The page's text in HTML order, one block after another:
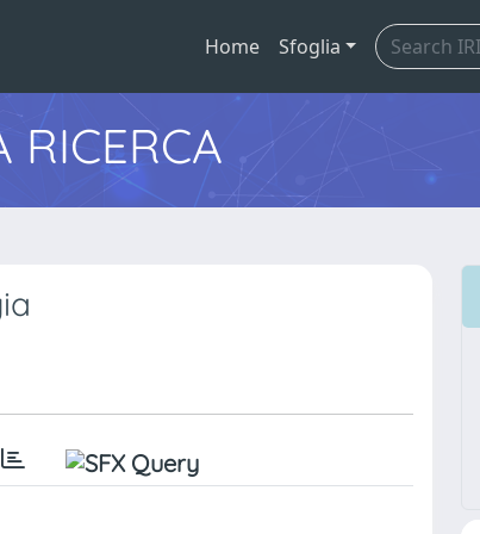
Home Sfoglia
RICERCA